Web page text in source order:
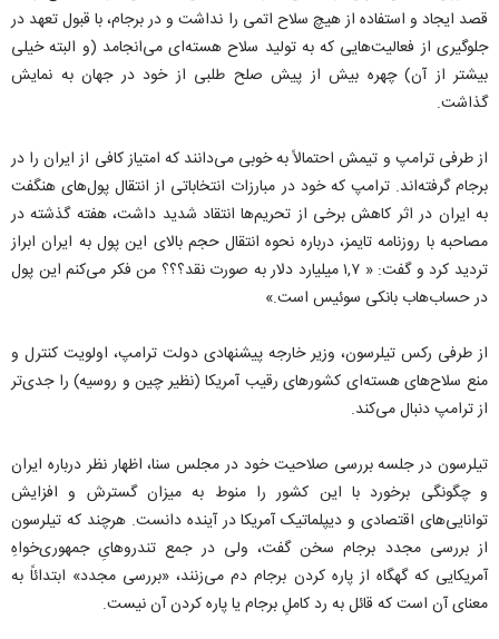
قصد ایجاد و استفاده از هیچ سلاح اتمی را نداشت و در برجام، با قبول تعهد در
جلوگیری از فعالیت‌هایی که به تولید سلاح هسته‌ای می‌انجامد (و البته خیلی
بیشتر از آن) چهره بیش از پیش صلح طلبی از خود در جهان به نمایش
گذاشت.
از طرفی ترامپ و تیمش احتمالاً به خوبی می‌دانند که امتیاز کافی از ایران را در
برجام گرفته‌اند. ترامپ که خود در مبارزات انتخاباتی از انتقال پول‌های هنگفت
به ایران در اثر کاهش برخی از تحریم‌ها انتقاد شدید داشت، هفته گذشته در
مصاحبه با روزنامه تایمز، درباره نحوه انتقال حجم بالای این پول به ایران ابراز
تردید کرد و گفت: « ۱,۷ میلیارد دلار به صورت نقد؟؟؟ من فکر می‌کنم این پول
در حساب‌هاب بانکی سوئیس است.»
از طرفی رکس تیلرسون، وزیر خارجه پیشنهادی دولت ترامپ، اولویت کنترل و
منع سلاح‌های هسته‌ای کشورهای رقیب آمریکا (نظیر چین و روسیه) را جدی‌تر
از ترامپ دنبال می‌کند.
تیلرسون در جلسه بررسی صلاحیت خود در مجلس سنا، اظهار نظر درباره ایران
و چگونگی برخورد با این کشور را منوط به میزان گسترش و افزایش
توانایی‌های اقتصادی و دیپلماتیک آمریکا در آینده دانست. هرچند که تیلرسون
از بررسی مجدد برجام سخن گفت، ولی در جمع تندروهایِ جمهوری‌خواهِ
آمریکایی که گهگاه از پاره کردن برجام دم می‌زنند، «بررسی مجدد» ابتدائاً به
معنای آن است که قائل به رد کاملِ برجام یا پاره کردن آن نیست.